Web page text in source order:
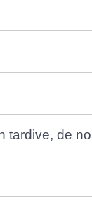
tardive, de